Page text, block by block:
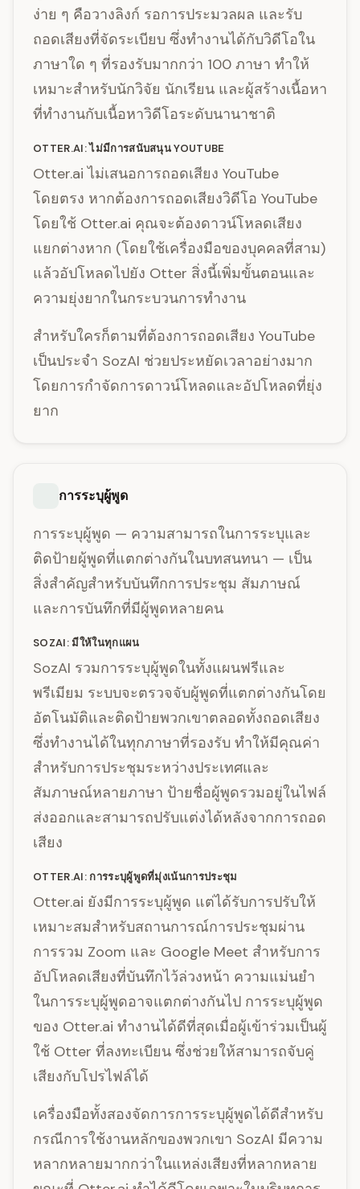
ง่าย ๆ คือวางลิงก์ รอการประมวลผล และรับ
ถอดเสียงที่จัดระเบียบ ซึ่งทำงานได้กับวิดีโอใน
ภาษาใด ๆ ที่รองรับมากกว่า 100 ภาษา ทำให้
เหมาะสำหรับนักวิจัย นักเรียน และผู้สร้างเนื้อหา
ที่ทำงานกับเนื้อหาวิดีโอระดับนานาชาติ
OTTER.AI: ไม่มีการสนับสนุน YOUTUBE
Otter.ai ไม่เสนอการถอดเสียง YouTube
โดยตรง หากต้องการถอดเสียงวิดีโอ YouTube
โดยใช้ Otter.ai คุณจะต้องดาวน์โหลดเสียง
แยกต่างหาก (โดยใช้เครื่องมือของบุคคลที่สาม)
แล้วอัปโหลดไปยัง Otter สิ่งนี้เพิ่มขั้นตอนและ
ความยุ่งยากในกระบวนการทำงาน
สำหรับใครก็ตามที่ต้องการถอดเสียง YouTube
เป็นประจำ SozAI ช่วยประหยัดเวลาอย่างมาก
โดยการกำจัดการดาวน์โหลดและอัปโหลดที่ยุ่ง
ยาก
การระบุผู้พูด
การระบุผู้พูด — ความสามารถในการระบุและ
ติดป้ายผู้พูดที่แตกต่างกันในบทสนทนา — เป็น
สิ่งสำคัญสำหรับบันทึกการประชุม สัมภาษณ์
และการบันทึกที่มีผู้พูดหลายคน
SOZAI: มีให้ในทุกแผน
SozAI รวมการระบุผู้พูดในทั้งแผนฟรีและ
พรีเมียม ระบบจะตรวจจับผู้พูดที่แตกต่างกันโดย
อัตโนมัติและติดป้ายพวกเขาตลอดทั้งถอดเสียง
ซึ่งทำงานได้ในทุกภาษาที่รองรับ ทำให้มีคุณค่า
สำหรับการประชุมระหว่างประเทศและ
สัมภาษณ์หลายภาษา ป้ายชื่อผู้พูดรวมอยู่ในไฟล์
ส่งออกและสามารถปรับแต่งได้หลังจากการถอด
เสียง
OTTER.AI: การระบุผู้พูดที่มุ่งเน้นการประชุม
Otter.ai ยังมีการระบุผู้พูด แต่ได้รับการปรับให้
เหมาะสมสำหรับสถานการณ์การประชุมผ่าน
การรวม Zoom และ Google Meet สำหรับการ
อัปโหลดเสียงที่บันทึกไว้ล่วงหน้า ความแม่นยำ
ในการระบุผู้พูดอาจแตกต่างกันไป การระบุผู้พูด
ของ Otter.ai ทำงานได้ดีที่สุดเมื่อผู้เข้าร่วมเป็นผู้
ใช้ Otter ที่ลงทะเบียน ซึ่งช่วยให้สามารถจับคู่
เสียงกับโปรไฟล์ได้
เครื่องมือทั้งสองจัดการการระบุผู้พูดได้ดีสำหรับ
กรณีการใช้งานหลักของพวกเขา SozAI มีความ
หลากหลายมากกว่าในแหล่งเสียงที่หลากหลาย